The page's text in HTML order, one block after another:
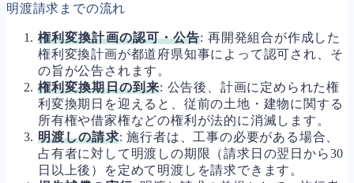
明渡請求までの流れ
権利変換計画の認可・公告: 再開発組合が作成した
権利変換計画が都道府県知事によって認可され、そ
の旨が公告されます。
権利変換期日の到来: 公告後、計画に定められた権
利変換期日を迎えると、従前の土地・建物に関する
所有権や借家権などの権利が法的に消滅します。
明渡しの請求: 施行者は、工事の必要がある場合、
占有者に対して明渡しの期限（請求日の翌日から30
日以上後）を定めて明渡しを請求できます。